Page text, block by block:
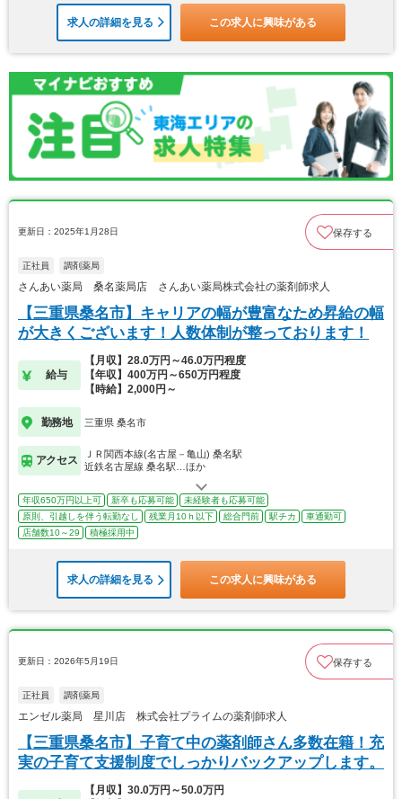
求人の詳細を見る この求人に興味がある
更新日：2025年1月28日 保存する
正社員 調剤薬局
さんあい薬局 桑名薬局店 さんあい薬局株式会社の薬剤師求人
【三重県桑名市】キャリアの幅が豊富なため昇給の幅
が大きくございます！人数体制が整っております！
給与
【月収】28.0万円～46.0万円程度
【年収】400万円～650万円程度
【時給】2,000円～
勤務地 三重県 桑名市
アクセス
ＪＲ関西本線(名古屋－亀山) 桑名駅
近鉄名古屋線 桑名駅…ほか
年収650万円以上可 新卒も応募可能
未経験者も応募可能
原則、引越しを伴う転勤なし
残業月10ｈ以下 総合門前 駅チカ
車通勤可
店舗数10～29
積極採用中
求人の詳細を見る この求人に興味がある
更新日：2026年5月19日 保存する
正社員 調剤薬局
エンゼル薬局 星川店 株式会社プライムの薬剤師求人
【三重県桑名市】子育て中の薬剤師さん多数在籍！充
実の子育て支援制度でしっかりバックアップします。
【月収】30.0万円～50.0万円